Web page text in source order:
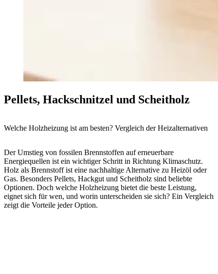
Pellets, Hackschnitzel und Scheitholz
Welche Holzheizung ist am besten? Vergleich der Heizalternativen
Der Umstieg von fossilen Brennstoffen auf erneuerbare
Energiequellen ist ein wichtiger Schritt in Richtung Klimaschutz.
Holz als Brennstoff ist eine nachhaltige Alternative zu Heizöl oder
Gas. Besonders Pellets, Hackgut und Scheitholz sind beliebte
Optionen. Doch welche Holzheizung bietet die beste Leistung,
eignet sich für wen, und worin unterscheiden sie sich? Ein Vergleich
zeigt die Vorteile jeder Option.